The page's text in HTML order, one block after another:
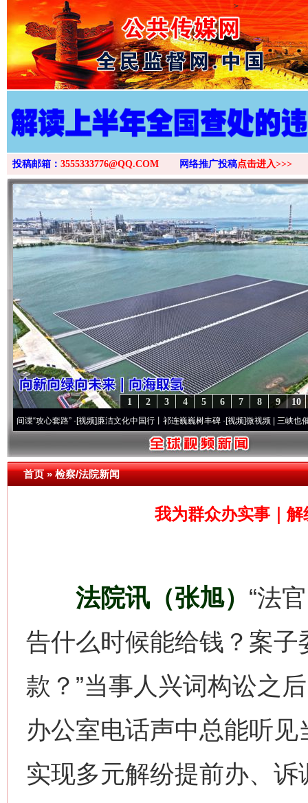
>
投稿邮箱： 3555333776@QQ.COM 网络推广投稿点击进入>>>
10
9
8
7
6
5
4
3
2
1
套路”·[视频]廉洁文化中国行丨祁连巍巍树丰碑·[视频]微视频 | 三峡也催生？揭秘
首页»检察/法院新闻
我为群众办实事｜
法院讯（张旭） “法
告什么时候能给钱？案
款？”当事人兴词构讼之
办公室电话声中总能听见
实现多元解纷提前办、